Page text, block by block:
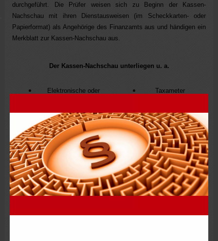
durchgeführt. Die Prüfer weisen sich zu Beginn der Kassen-
Nachschau mit ihren Dienstausweisen (im Scheckkarten- oder
Papierformat) als Angehörige des Finanzamts aus und händigen ein
Merkblatt zur Kassen-Nachschau aus.
Der Kassen-Nachschau unterliegen u. a.
Elektronische oder
Kassensysteme
App-Systeme
Waagen mit
Registrierkassenfunktion
Taxameter
Geldspielgeräte
Offene Ladenkassen